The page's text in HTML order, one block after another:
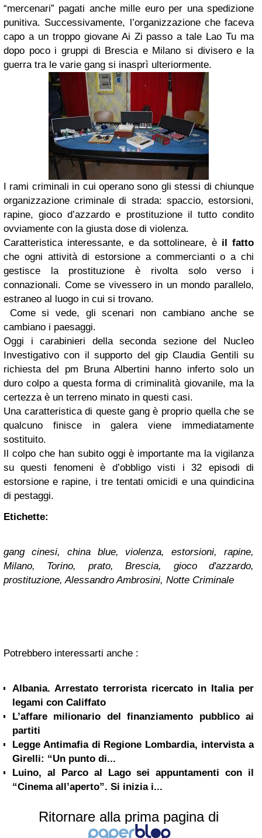
“mercenari” pagati anche mille euro per una spedizione
punitiva. Successivamente, l’organizzazione che faceva
capo a un troppo giovane Ai Zi passo a tale Lao Tu ma
dopo poco i gruppi di Brescia e Milano si divisero e la
guerra tra le varie gang si inasprì ulteriormente.
I rami criminali in cui operano sono gli stessi di chiunque
organizzazione criminale di strada: spaccio, estorsioni,
rapine, gioco d’azzardo e prostituzione il tutto condito
ovviamente con la giusta dose di violenza.
Caratteristica interessante, e da sottolineare, è il fatto
che ogni attività di estorsione a commercianti o a chi
gestisce la prostituzione è rivolta solo verso i
connazionali. Come se vivessero in un mondo parallelo,
estraneo al luogo in cui si trovano.
Come si vede, gli scenari non cambiano anche se
cambiano i paesaggi.
Oggi i carabinieri della seconda sezione del Nucleo
Investigativo con il supporto del gip Claudia Gentili su
richiesta del pm Bruna Albertini hanno inferto solo un
duro colpo a questa forma di criminalità giovanile, ma la
certezza è un terreno minato in questi casi.
Una caratteristica di queste gang è proprio quella che se
qualcuno finisce in galera viene immediatamente
sostituito.
Il colpo che han subito oggi è importante ma la vigilanza
su questi fenomeni è d’obbligo visti i 32 episodi di
estorsione e rapine, i tre tentati omicidi e una quindicina
di pestaggi.
Etichette:
gang cinesi, china blue, violenza, estorsioni, rapine,
Milano, Torino, prato, Brescia, gioco d'azzardo,
prostituzione, Alessandro Ambrosini, Notte Criminale
Potrebbero interessarti anche :
Albania. Arrestato terrorista ricercato in Italia per
legami con Califfato
L’affare milionario del finanziamento pubblico ai
partiti
Legge Antimafia di Regione Lombardia, intervista a
Girelli: “Un punto di...
Luino, al Parco al Lago sei appuntamenti con il
“Cinema all’aperto”. Si inizia i...
Ritornare alla prima pagina di